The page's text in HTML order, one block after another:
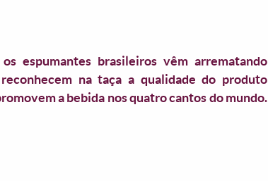
espumantes brasileiros vêm arrematando
na taça a qualidade do produto
a bebida nos quatro cantos do mundo.